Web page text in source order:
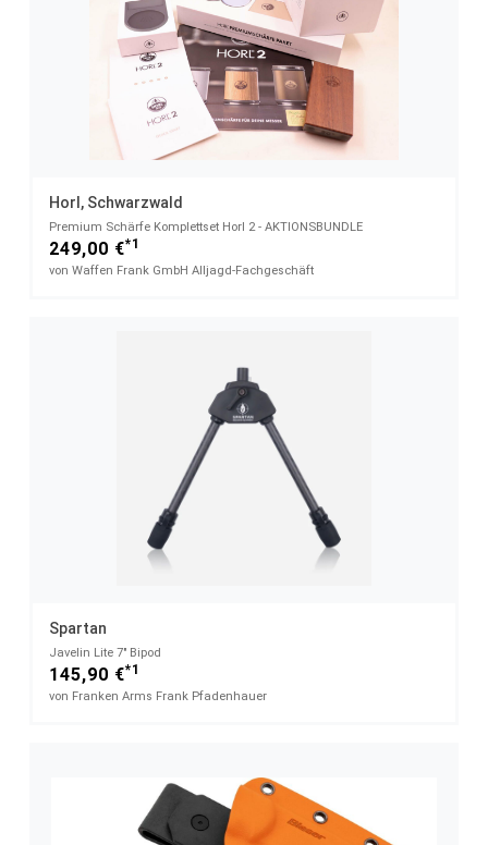
Horl, Schwarzwald
Premium Schärfe Komplettset Horl 2 - AKTIONSBUNDLE
249,00 €*1
von Waffen Frank GmbH Alljagd-Fachgeschäft
Spartan
Javelin Lite 7" Bipod
145,90 €*1
von Franken Arms Frank Pfadenhauer